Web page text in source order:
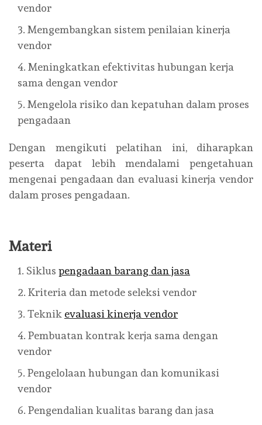
vendor
Mengembangkan sistem penilaian kinerja
vendor
Meningkatkan efektivitas hubungan kerja
sama dengan vendor
Mengelola risiko dan kepatuhan dalam proses
pengadaan
Dengan mengikuti pelatihan ini, diharapkan
peserta dapat lebih mendalami pengetahuan
mengenai pengadaan dan evaluasi kinerja vendor
dalam proses pengadaan.
Materi
Siklus pengadaan barang dan jasa
Kriteria dan metode seleksi vendor
Teknik evaluasi kinerja vendor
Pembuatan kontrak kerja sama dengan
vendor
Pengelolaan hubungan dan komunikasi
vendor
Pengendalian kualitas barang dan jasa